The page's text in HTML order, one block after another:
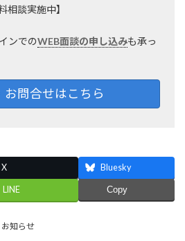
相談実施中】
ンでのWEB面談の申し込みも承っ
お問合せはこちら
X Bluesky
LINE Copy
お知らせ